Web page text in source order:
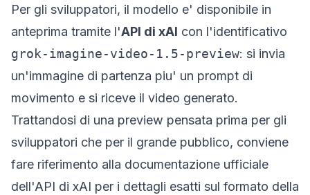
Per gli sviluppatori, il modello e' disponibile in
anteprima tramite l'API di xAI con l'identificativo
grok-imagine-video-1.5-preview: si invia
un'immagine di partenza piu' un prompt di
movimento e si riceve il video generato.
Trattandosi di una preview pensata prima per gli
sviluppatori che per il grande pubblico, conviene
fare riferimento alla documentazione ufficiale
dell'API di xAI per i dettagli esatti sul formato della